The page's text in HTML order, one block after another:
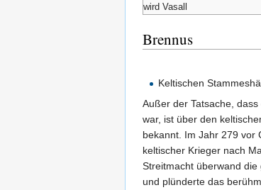
wird Vasall
Brennus
Keltischen
Außer der Tatsache,
war, ist über den
bekannt. Im Jahr 279 vor
keltischer Krieger nach
Streitmacht überwand
und plünderte das